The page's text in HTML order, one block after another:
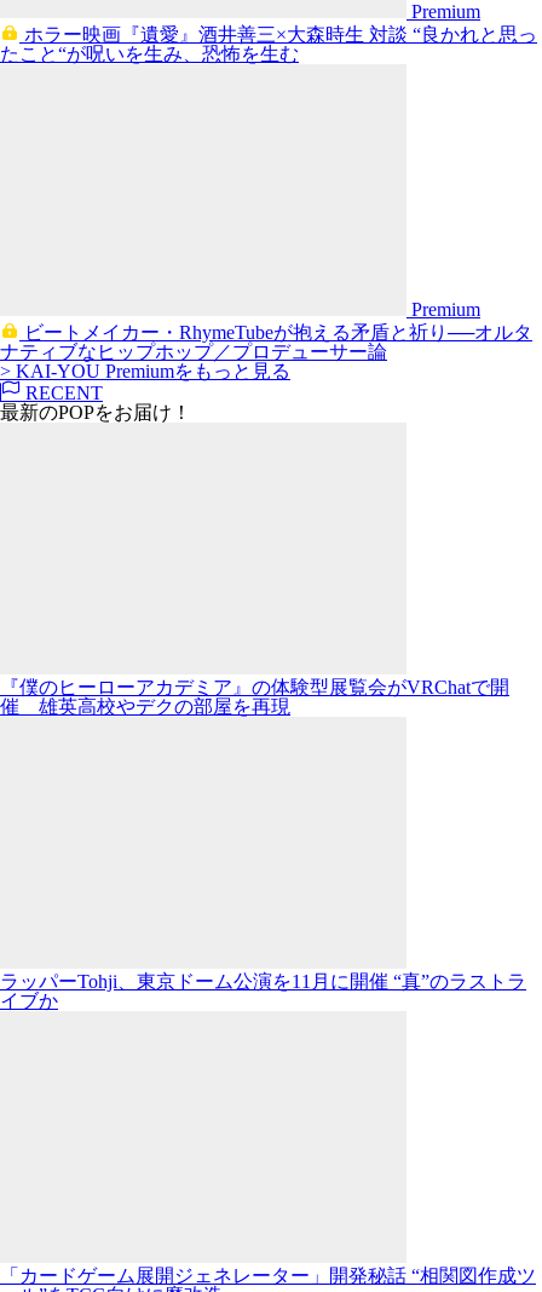
Premium
ホラー映画『遺愛』酒井善三×大森時生 対談 “良かれと思っ
たこと“が呪いを生み、恐怖を生む
Premium
ビートメイカー・RhymeTubeが抱える矛盾と祈り──オルタ
ナティブなヒップホップ／プロデューサー論
> KAI-YOU Premiumをもっと見る
RECENT
最新のPOPをお届け！
『僕のヒーローアカデミア』の体験型展覧会がVRChatで開
催 雄英高校やデクの部屋を再現
ラッパーTohji、東京ドーム公演を11月に開催 “真”のラストラ
イブか
「カードゲーム展開ジェネレーター」開発秘話 “相関図作成ツ